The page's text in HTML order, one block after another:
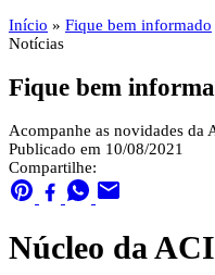
Início » Fique bem informado
Notícias
Fique bem
Acompanhe as novidades da
Publicado em 10/08/2021
Compartilhe:
Núcleo da